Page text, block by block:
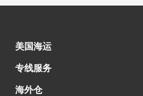
美国海运
海运拼柜
海运整柜
美国海卡
加拿大海运
专线服务
FBA专线直送
超大件专线
AWD专线
电池专线
海外仓